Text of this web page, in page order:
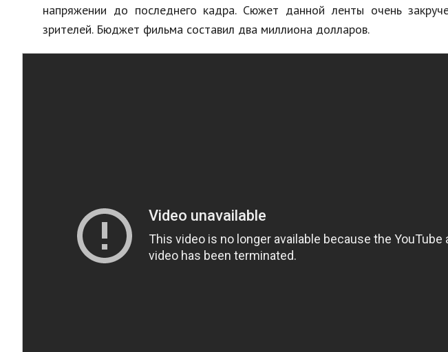
напряжении до последнего кадра. Сюжет данной ленты очень
зрителей. Бюджет фильма составил два миллиона долларов.